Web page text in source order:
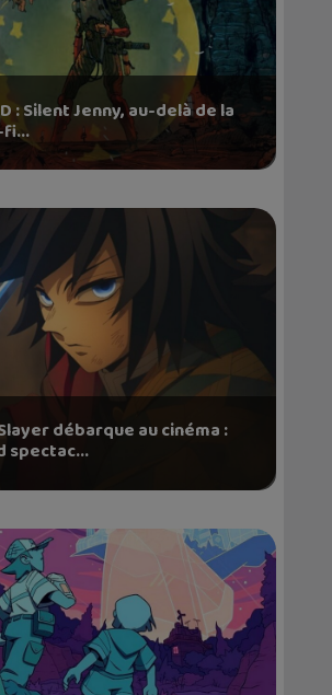
: Silent Jenny, au-delà de la
débarque au cinéma :
spectac...